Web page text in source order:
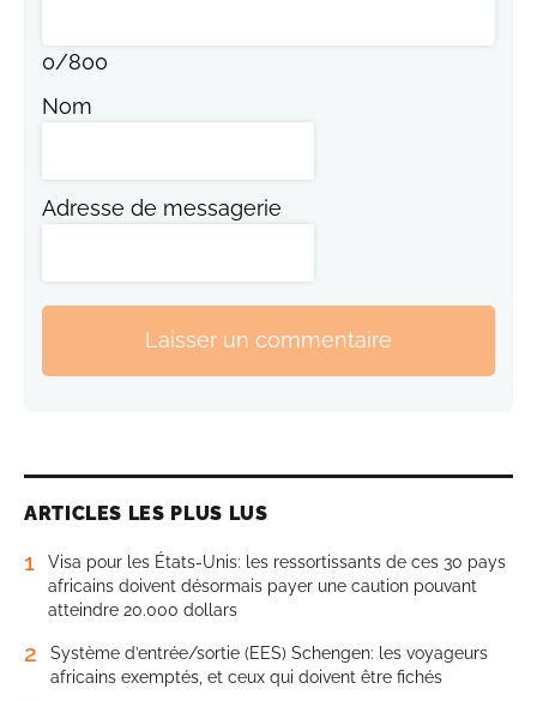
0/800
Nom
Adresse de messagerie
Laisser un commentaire
ARTICLES LES PLUS LUS
1
Visa pour les États-Unis: les ressortissants de ces 30 pays
africains doivent désormais payer une caution pouvant
atteindre 20.000 dollars
2
Système d’entrée/sortie (EES) Schengen: les voyageurs
africains exemptés, et ceux qui doivent être fichés